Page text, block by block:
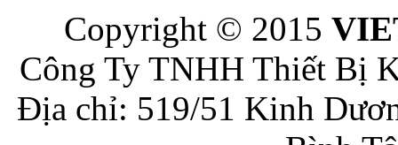
Copyright © 2015
Công Ty TNHH Thiết Bị
Địa chỉ: 519/51 Kinh